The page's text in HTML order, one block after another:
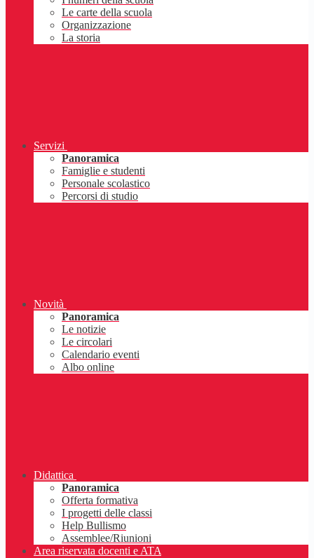
Le carte della scuola
Organizzazione
La storia
Servizi
Panoramica
Famiglie e studenti
Personale scolastico
Percorsi di studio
Novità
Panoramica
Le notizie
Le circolari
Calendario eventi
Albo online
Didattica
Panoramica
Offerta formativa
I progetti delle classi
Help Bullismo
Assemblee/Riunioni
Area riservata docenti e ATA